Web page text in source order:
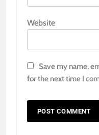
Website
Save my name,
for the next time I